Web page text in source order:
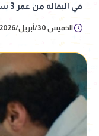
في البقالة من عمر 3 سنين
الخميس 30/أبريل/2026 - 10:38 م